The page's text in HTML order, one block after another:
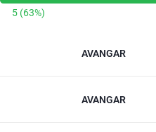
5 (63%)
AVANGAR
AVANGAR